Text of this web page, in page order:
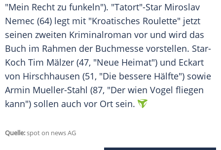
"Mein Recht zu funkeln"). "Tatort"-Star Miroslav
Nemec (64) legt mit "Kroatisches Roulette" jetzt
seinen zweiten Kriminalroman vor und wird das
Buch im Rahmen der Buchmesse vorstellen. Star-
Koch Tim Mälzer (47, "Neue Heimat") und Eckart
von Hirschhausen (51, "Die bessere Hälfte") sowie
Armin Mueller-Stahl (87, "Der wien Vogel fliegen
kann") sollen auch vor Ort sein.
Quelle:spot on news AG